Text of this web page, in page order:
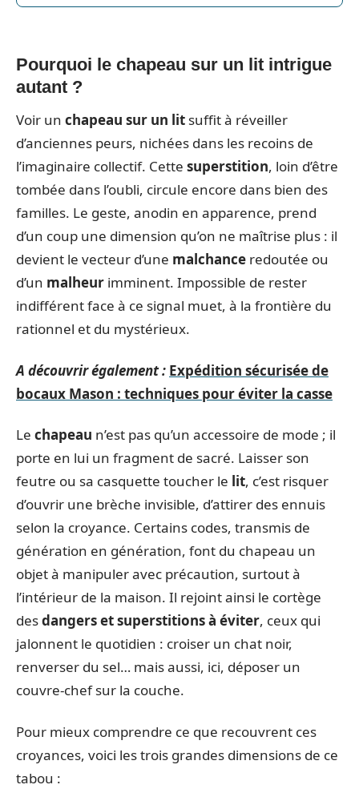
Pourquoi le chapeau sur un lit intrigue
autant ?
Voir un chapeau sur un lit suffit à réveiller
d’anciennes peurs, nichées dans les recoins de
l’imaginaire collectif. Cette superstition, loin d’être
tombée dans l’oubli, circule encore dans bien des
familles. Le geste, anodin en apparence, prend
d’un coup une dimension qu’on ne maîtrise plus : il
devient le vecteur d’une malchance redoutée ou
d’un malheur imminent. Impossible de rester
indifférent face à ce signal muet, à la frontière du
rationnel et du mystérieux.
A découvrir également : Expédition sécurisée de
bocaux Mason : techniques pour éviter la casse
Le chapeau n’est pas qu’un accessoire de mode ; il
porte en lui un fragment de sacré. Laisser son
feutre ou sa casquette toucher le lit, c’est risquer
d’ouvrir une brèche invisible, d’attirer des ennuis
selon la croyance. Certains codes, transmis de
génération en génération, font du chapeau un
objet à manipuler avec précaution, surtout à
l’intérieur de la maison. Il rejoint ainsi le cortège
desdangers et superstitions à éviter, ceux qui
jalonnent le quotidien : croiser un chat noir,
renverser du sel… mais aussi, ici, déposer un
couvre-chef sur la couche.
Pour mieux comprendre ce que recouvrent ces
croyances, voici les trois grandes dimensions de ce
tabou :